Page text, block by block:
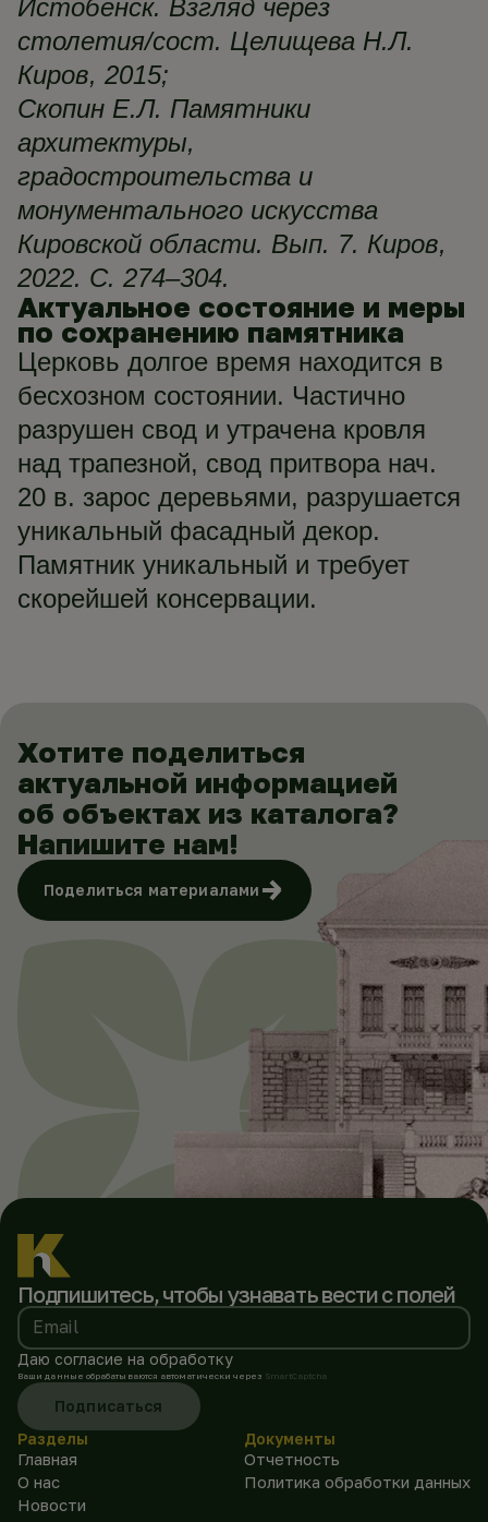
Истобенск. Взгляд через
столетия/сост. Целищева Н.Л.
Киров, 2015;
Скопин Е.Л. Памятники
архитектуры,
градостроительства и
монументального искусства
Кировской области. Вып. 7. Киров,
2022. С. 274–304.
Актуальное состояние и меры
по сохранению памятника
Церковь долгое время находится в
бесхозном состоянии. Частично
разрушен свод и утрачена кровля
над трапезной, свод притвора нач.
20 в. зарос деревьями, разрушается
уникальный фасадный декор.
Памятник уникальный и требует
скорейшей консервации.
Хотите поделиться
актуальной информацией
об объектах из каталога?
Напишите нам!
Поделиться материалами
Подпишитесь, чтобы узнавать вести с полей
Email
Даю согласие на обработку
Ваши данные обрабатываются автоматически через SmartCaptcha
Подписаться
Разделы
Главная
О нас
Новости
Документы
Отчетность
Политика обработки данных